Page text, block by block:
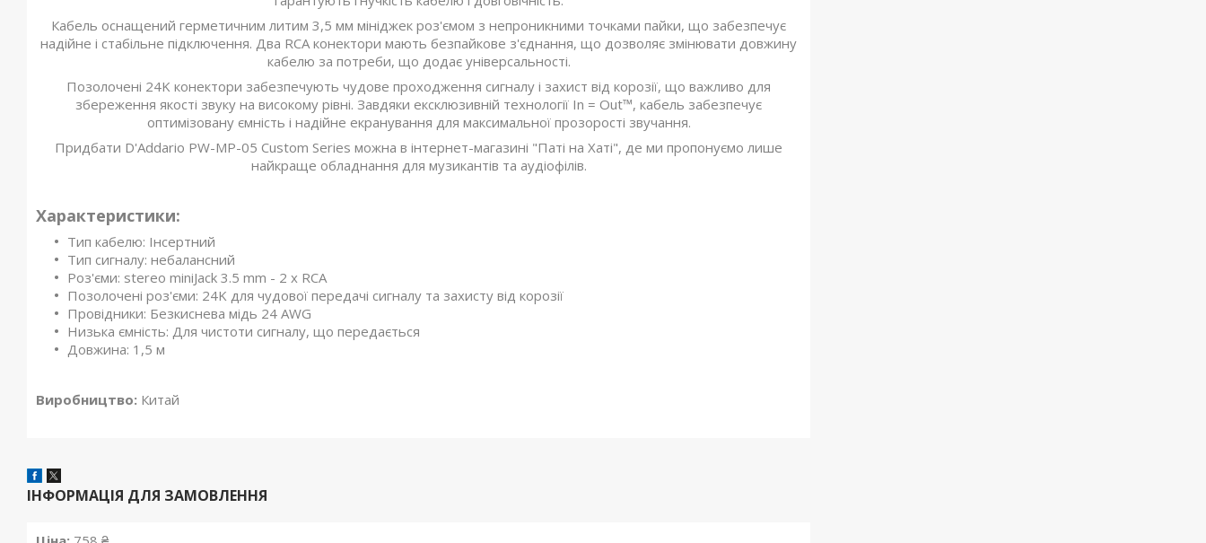
Кабель оснащений герметичним литим 3,5 мм мініджек роз'ємом з непроникними точками пайки, що забезпечує
надійне і стабільне підключення. Два RCA конектори мають безпайкове з'єднання, що дозволяє змінювати довжину
кабелю за потреби, що додає універсальності.
Позолочені 24K конектори забезпечують чудове проходження сигналу і захист від корозії, що важливо для
збереження якості звуку на високому рівні. Завдяки ексклюзивній технології In = Out™, кабель забезпечує
оптимізовану ємність і надійне екранування для максимальної прозорості звучання.
Придбати D'Addario PW-MP-05 Custom Series можна в інтернет-магазині "Паті на Хаті", де ми пропонуємо лише
найкраще обладнання для музикантів та аудіофілів.
Характеристики:
Тип кабелю: Інсертний
Тип сигналу: небалансний
Роз'єми: stereo miniJack 3.5 mm - 2 x RCA
Позолочені роз'єми: 24K для чудової передачі сигналу та захисту від корозії
Провідники: Безкиснева мідь 24 AWG
Низька ємність: Для чистоти сигналу, що передається
Довжина: 1,5 м
Виробництво: Китай
ІНФОРМАЦІЯ ДЛЯ ЗАМОВЛЕННЯ